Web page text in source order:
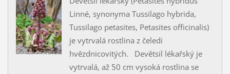
Linné, synonyma Tussilago hybrida,
Tussilago petasites, Petasites officinalis)
je vytrvalá rostlina z čeledi
hvězdnicovitých. Devětsil lékařský je
vytrvalá, až 50 cm vysoká rostlina se